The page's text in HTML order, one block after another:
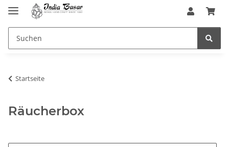
Startseite
Räucherbox